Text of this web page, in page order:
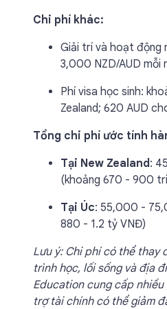
Chi phí khác:
Giải trí và hoạt động
3,000 NZD/AUD mỗi
Phí visa học sinh:
Zealand; 620 AUD
Tổng chi phí ước tính
Tại New Zealand:
(khoảng 670 - 900
Tại Úc: 55,000 -
880 - 1.2 tỷ VNĐ)
Lưu ý: Chi phí có thể thay
trình học, lối sống và địa
Education cung cấp
trợ tài chính có thể giảm